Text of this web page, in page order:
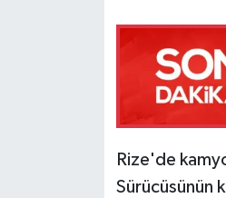
Rize'de
Sürücüsünün